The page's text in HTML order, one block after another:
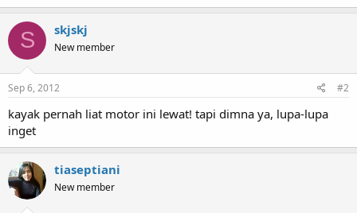
S skjskj
New member
Sep 6, 2012 #2
kayak pernah liat motor ini lewat! tapi dimna ya, lupa-lupa
inget
tiaseptiani
New member